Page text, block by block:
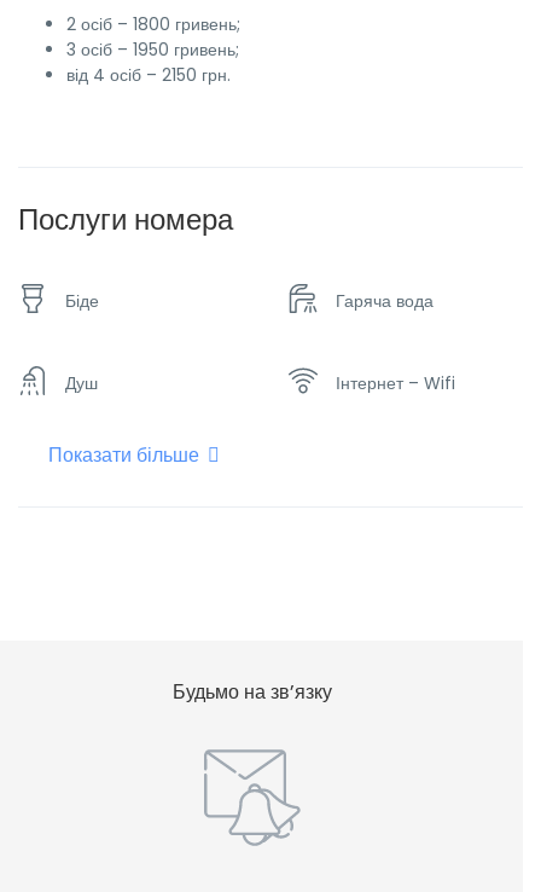
2 осіб – 1800 гривень;
3 осіб – 1950 гривень;
від 4 осіб – 2150 грн.
Послуги номера
Біде Гаряча вода
Душ Інтернет – Wifi
Кухня
Показати більше
Будьмо на зв’язку